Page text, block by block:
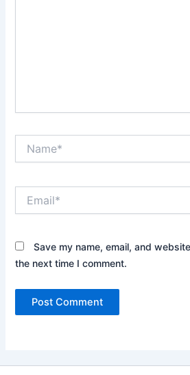
Save my name, email, and
the next time I comment.